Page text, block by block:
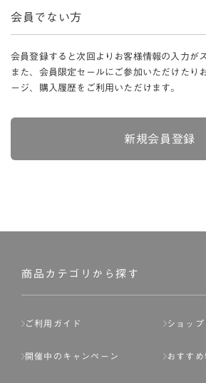
会員でない方
会員登録すると次回よりお客様情報の入力が
また、会員限定セールにご参加いただけたり
ージ、購入履歴をご利用いただけます。
新規会員登録
商品カテゴリから探す
ご利用ガイド ショップ
開催中のキャンペーン おすすめ